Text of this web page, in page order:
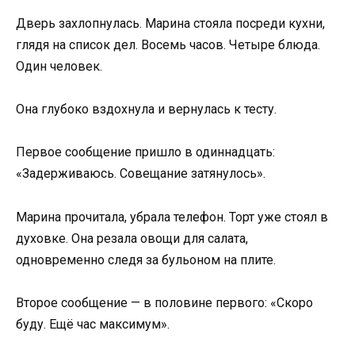
Дверь захлопнулась. Марина стояла посреди кухни,
глядя на список дел. Восемь часов. Четыре блюда.
Один человек.
Она глубоко вздохнула и вернулась к тесту.
Первое сообщение пришло в одиннадцать:
«Задерживаюсь. Совещание затянулось».
Марина прочитала, убрала телефон. Торт уже стоял в
духовке. Она резала овощи для салата,
одновременно следя за бульоном на плите.
Второе сообщение — в половине первого: «Скоро
буду. Ещё час максимум».